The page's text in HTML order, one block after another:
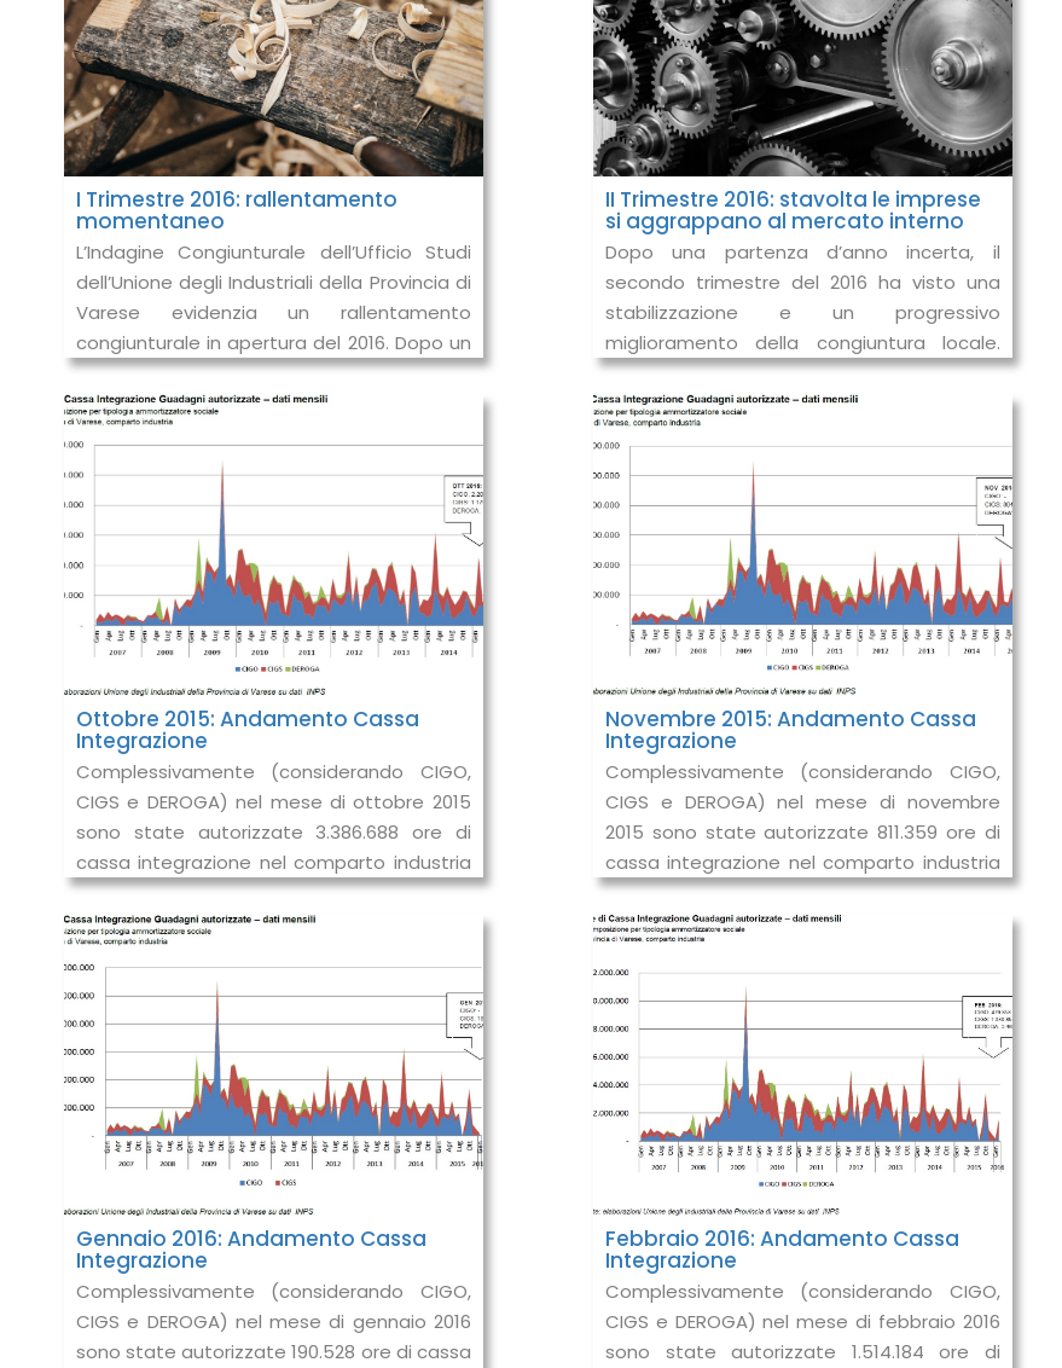
I Trimestre 2016: rallentamento
momentaneo
L’Indagine Congiunturale dell’Ufficio Studi
dell’Unione degli Industriali della Provincia di
Varese evidenzia un rallentamento
congiunturale in apertura del 2016. Dopo un
2015 caratterizzato da aspett
II Trimestre 2016: stavolta le imprese
si aggrappano al mercato interno
Dopo una partenza d’anno incerta, il
secondo trimestre del 2016 ha visto una
stabilizzazione e un progressivo
miglioramento della congiuntura locale.
Questo il risultato che emerge dall’Indagine
Congi
Ottobre 2015: Andamento Cassa
Integrazione
Complessivamente (considerando CIGO,
CIGS e DEROGA) nel mese di ottobre 2015
sono state autorizzate 3.386.688 ore di
cassa integrazione nel comparto industria
in provincia di Varese, in aumento del +4
Novembre 2015: Andamento Cassa
Integrazione
Complessivamente (considerando CIGO,
CIGS e DEROGA) nel mese di novembre
2015 sono state autorizzate 811.359 ore di
cassa integrazione nel comparto industria
in provincia di Varese, in riduzione del
Gennaio 2016: Andamento Cassa
Integrazione
Complessivamente (considerando CIGO,
CIGS e DEROGA) nel mese di gennaio 2016
sono state autorizzate 190.528 ore di cassa
Febbraio 2016: Andamento Cassa
Integrazione
Complessivamente (considerando CIGO,
CIGS e DEROGA) nel mese di febbraio 2016
sono state autorizzate 1.514.184 ore di